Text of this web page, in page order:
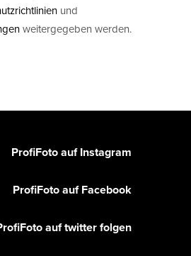
und
weitergegeben werden.
ProfiFoto auf Instagram
ProfiFoto auf Facebook
auf twitter folgen